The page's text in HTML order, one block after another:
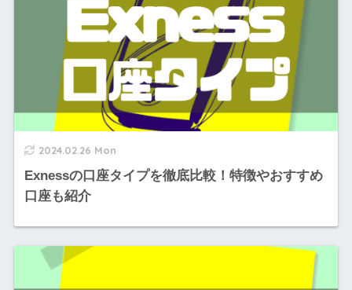
2024.02.26 Mon
Exnessの口座タイプを徹底比較！特徴やおすすめ
口座も紹介